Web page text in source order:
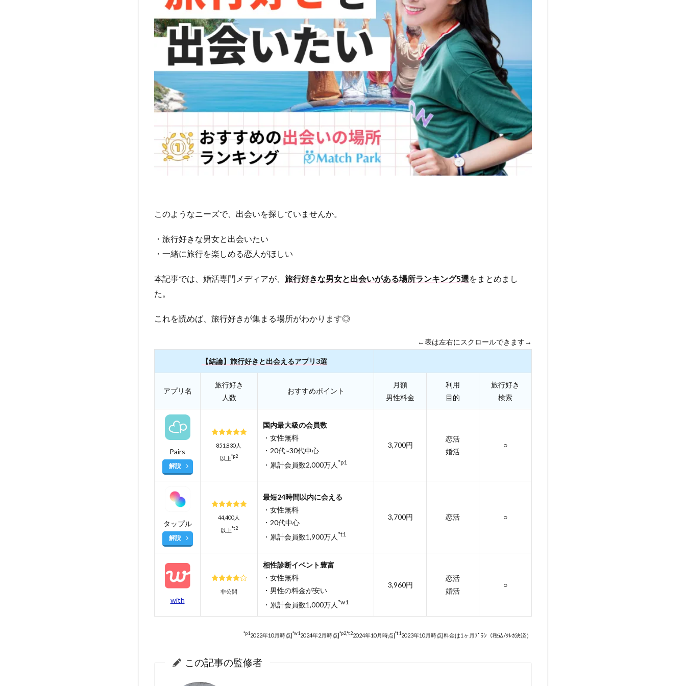
このようなニーズで、出会いを探していませんか。
・旅行好きな男女と出会いたい
・一緒に旅行を楽しめる恋人がほしい
本記事では、婚活専門メディアが、 旅行好きな男女と出会いがある場所ランキング5選をまとめまし
た。
これを読めば、旅行好きが集まる場所がわかります◎
←表は左右にスクロールできます→
【結論】旅行好きと出会えるアプリ3選
アプリ名
旅行好き
人数
おすすめポイント
月額
男性料金
利用
目的
旅行好き
検索
Pairs
解説
851,830人
以上*p2
国内最大級の会員数
・女性無料
・20代~30代中心
・累計会員数2,000万人 *p1
3,700円
恋活
婚活
○
タップル
解説
44,400人
以上*t2
最短24時間以内に会える
・女性無料
・20代中心
・累計会員数1,900万人 *t1
3,700円 恋活 ○
with
非公開
相性診断イベント豊富
・女性無料
・男性の料金が安い
・累計会員数1,000万人 *w1
3,960円
恋活
婚活
○
*p12022年10月時点| *w12024年2月時点| *p2,*t22024年10月時点| *t12023年10月時点|料金は1ヶ月ﾌﾟﾗﾝ（税込/ｸﾚｶ決済）
この記事の監修者